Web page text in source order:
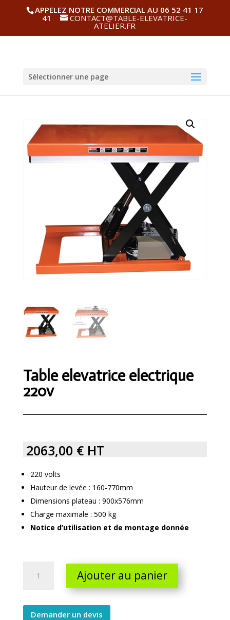
APPELEZ NOTRE COMMERCIAL AU 06 52 41 17
41
CONTACT@TABLE-ELEVATRICE-
ATELIER.FR
Sélectionner une page
Table elevatrice electrique
220v
2063,00 € HT
220 volts
Hauteur de levée : 160-770mm
Dimensions plateau : 900x576mm
Charge maximale : 500 kg
Notice d’utilisation et de montage donnée
elevatrice
quantity
Ajouter au panier
Demander un devis